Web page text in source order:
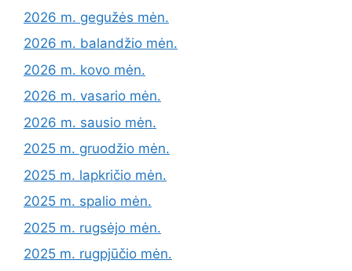
2026 m. gegužės mėn.
2026 m. balandžio mėn.
2026 m. kovo mėn.
2026 m. vasario mėn.
2026 m. sausio mėn.
2025 m. gruodžio mėn.
2025 m. lapkričio mėn.
2025 m. spalio mėn.
2025 m. rugsėjo mėn.
2025 m. rugpjūčio mėn.